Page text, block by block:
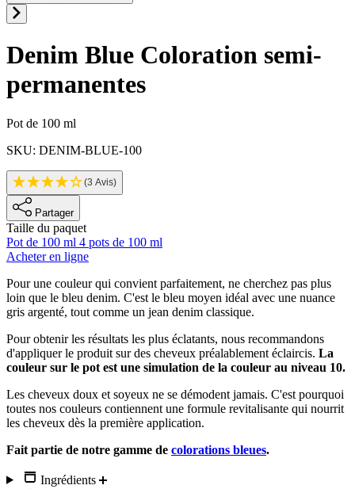
Denim Blue Coloration semi-
permanentes
Informations sur le produit
Pot de 100 ml
SKU: DENIM-BLUE-100
(3 Avis)
Partager
Taille du paquet
Pot de 100 ml 4 pots de 100 ml
Acheter en ligne
Description
Pour une couleur qui convient parfaitement, ne cherchez pas plus
loin que le bleu denim. C'est le bleu moyen idéal avec une nuance
gris argenté, tout comme un jean denim classique.
Pour obtenir les résultats les plus éclatants, nous recommandons
d'appliquer le produit sur des cheveux préalablement éclaircis. La
couleur sur le pot est une simulation de la couleur au niveau 10.
Les cheveux doux et soyeux ne se démodent jamais. C'est pourquoi
toutes nos couleurs contiennent une formule revitalisante qui nourrit
les cheveux dès la première application.
Fait partie de notre gamme de colorations bleues.
Ingrédients